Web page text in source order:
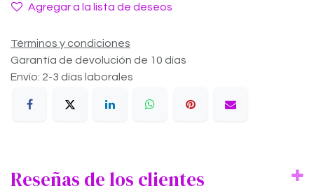
Agregar a la lista de deseos
Términos y condiciones
Garantía de devolución de 10 días
Envío: 2-3 días laborales
Reseñas de los clientes